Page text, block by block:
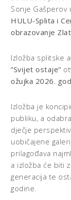
Sonje Gašperov
HULU-Splita i
obrazovanje
Izložba splitske
”Svijet ostaje”
ožujka 2026.
Izložba je
publiku, a
dječje
uobičajene
prilagođava
a izložba će biti
generacija te
godine.